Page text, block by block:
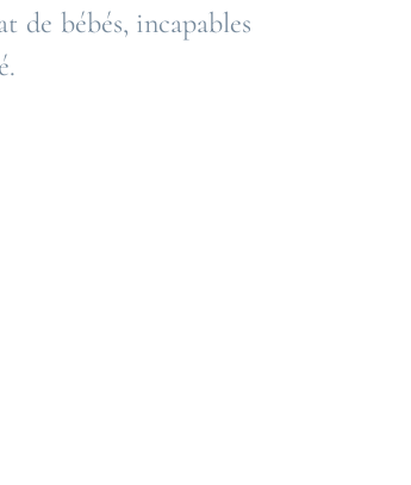
de bébés, incapables